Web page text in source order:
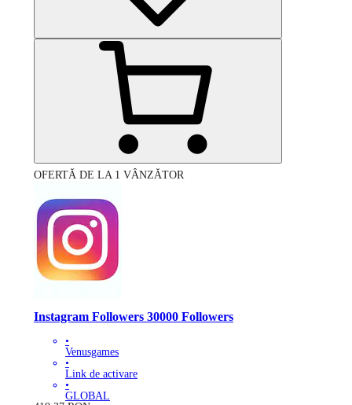
OFERTĂ DE LA 1 VÂNZĂTOR
Instagram Followers 30000 Followers
•
Venusgames
•
Link de activare
•
GLOBAL